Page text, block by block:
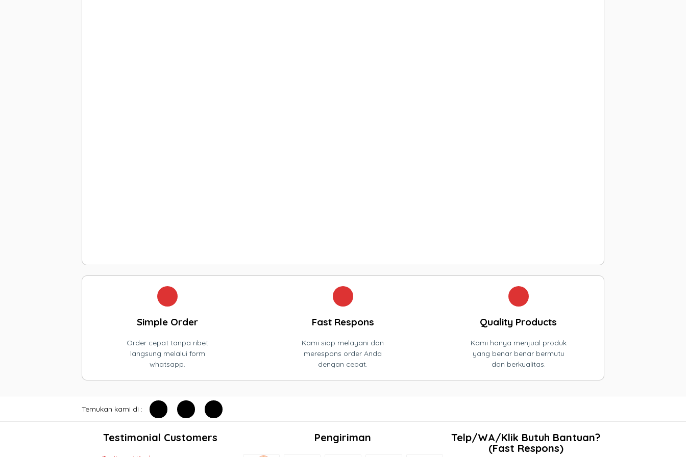
Simple Order
Order cepat tanpa ribet
langsung melalui form
whatsapp.
Fast Respons
Kami siap melayani dan
merespons order Anda
dengan cepat.
Quality Products
Kami hanya menjual produk
yang benar benar bermutu
dan berkualitas.
Temukan kami di :
Testimonial Customers Pengiriman
Telp/WA/Klik Butuh Bantuan?
(Fast Respons)